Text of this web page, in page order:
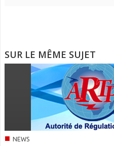
SUR LE MÊME SUJET
■ NEWS